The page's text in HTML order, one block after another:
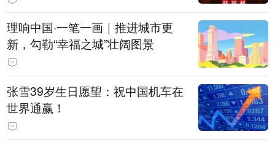
理响中国·一笔一画｜推进城市更
新，勾勒“幸福之城”壮阔图景
张雪39岁生日愿望：祝中国机车在
世界通赢！